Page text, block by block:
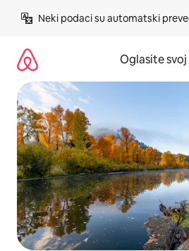
Neki podaci su automatski
Oglasite